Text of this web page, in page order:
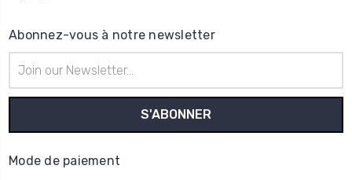
Abonnez-vous à notre newsletter
e-
mail
Mode de paiement